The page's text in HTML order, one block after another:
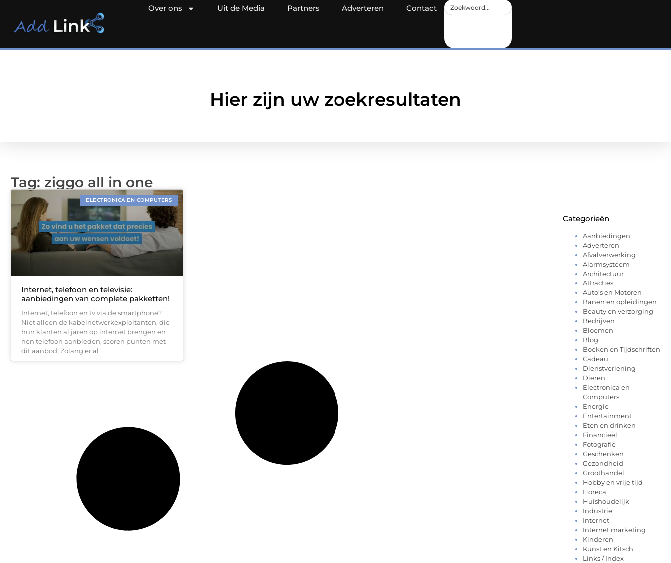
Over ons Uit de Media Partners Adverteren Contact
Hier zijn uw zoekresultaten
Tag: ziggo all in one
ELECTRONICA EN COMPUTERS
Internet, telefoon en televisie:
aanbiedingen van complete pakketten!
Internet, telefoon en tv via de smartphone?
Niet alleen de kabelnetwerkexploitanten, die
hun klanten al jaren op internet brengen en
hen telefoon aanbieden, scoren punten met
dit aanbod. Zolang er al
Categorieën
Aanbiedingen
Adverteren
Afvalverwerking
Alarmsysteem
Architectuur
Attracties
Auto’s en Motoren
Banen en opleidingen
Beauty en verzorging
Bedrijven
Bloemen
Blog
Boeken en Tijdschriften
Cadeau
Dienstverlening
Dieren
Electronica en
Computers
Energie
Entertainment
Eten en drinken
Financieel
Fotografie
Geschenken
Gezondheid
Groothandel
Hobby en vrije tijd
Horeca
Huishoudelijk
Industrie
Internet
Internet marketing
Kinderen
Kunst en Kitsch
Links / Index